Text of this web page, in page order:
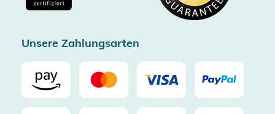
Unsere Zahlungsarten